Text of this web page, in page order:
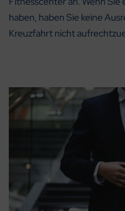
haben, haben Sie keine
Kreuzfahrt nicht